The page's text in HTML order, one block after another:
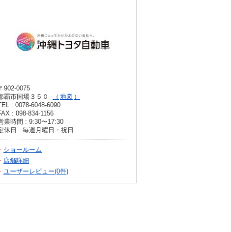
902-0075
覇市国場３５０
地図
: 0078-6048-6090
: 098-834-1156
業時間 : 9:30〜17:30
休日 : 毎週月曜日・祝日
ショールーム
店舗詳細
ユーザーレビュー(0件)